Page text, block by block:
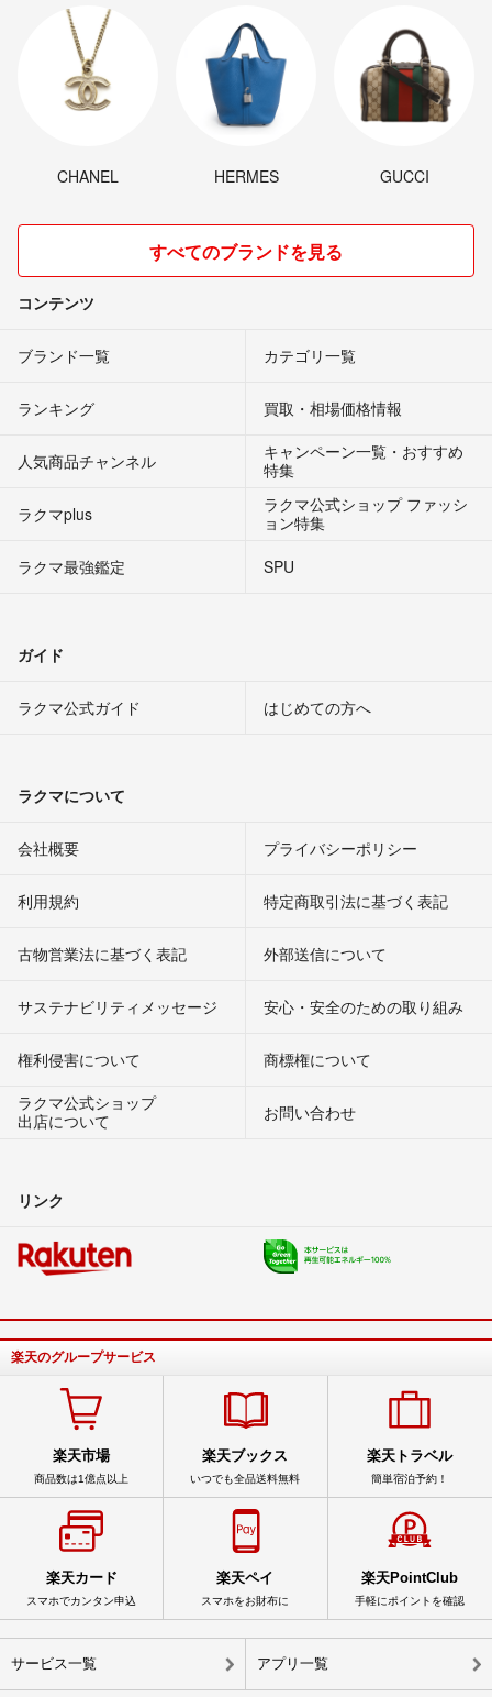
CHANEL HERMES GUCCI
すべてのブランドを見る
コンテンツ
ブランド一覧 カテゴリ一覧
ランキング 買取・相場価格情報
人気商品チャンネル
キャンペーン一覧・おすすめ
特集
ラクマplus
ラクマ公式ショップ ファッシ
ョン特集
ラクマ最強鑑定
SPU
ガイド
ラクマ公式ガイド はじめての方へ
ラクマについて
会社概要 プライバシーポリシー
利用規約 特定商取引法に基づく表記
古物営業法に基づく表記 外部送信について
サステナビリティメッセージ 安心・安全のための取り組み
権利侵害について
商標権について
ラクマ公式ショップ
出店について
お問い合わせ
リンク
楽天のグループサービス
楽天市場
商品数は1億点以上
楽天ブックス
いつでも全品送料無料
楽天トラベル
簡単宿泊予約！
楽天カード
スマホでカンタン申込
楽天ペイ
スマホをお財布に
楽天PointClub
手軽にポイントを確認
サービス一覧 アプリ一覧